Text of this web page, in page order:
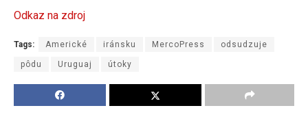
Odkaz na zdroj
Tags: Americké iránsku MercoPress odsudzuje
pôdu Uruguaj útoky